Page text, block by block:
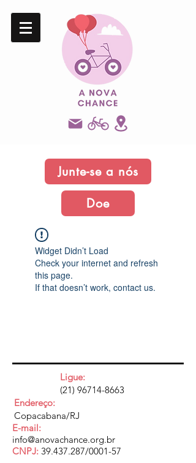
Junte-se a nós
Doe
Widget Didn’t Load
Check your internet and refresh
this page.
If that doesn’t work, contact us.
Ligue:
(21) 96714-8663
Endereço:
Copacabana/RJ
E-mail:
info@anovachance.org.br
CNPJ: 39.437.287/0001-57